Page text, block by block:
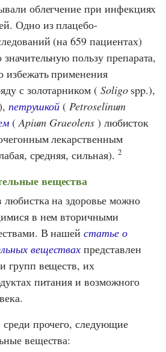
облегчение при инфекциях
Одно из плацебо-
(на 659 пациентах)
пользу препарата,
избежать применения
с золотарником ( Soligospp.),
петрушкой ( Petroselinum
( Apium Graeolens) любисток
лекарственным
средняя, сильная). 2
вещества
на здоровье можно
в нем вторичными
В нашейстатье о
веществах представлен
групп веществ, их
питания и возможного
прочего, следующие
вещества: